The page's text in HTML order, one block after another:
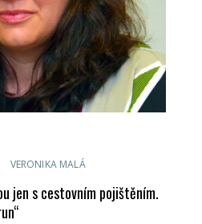
VERONIKA MALÁ
jen s cestovním pojištěním.